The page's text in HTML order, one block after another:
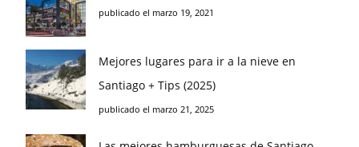
publicado el marzo 19, 2021
Mejores lugares para ir a la nieve en
Santiago + Tips (2025)
publicado el marzo 21, 2025